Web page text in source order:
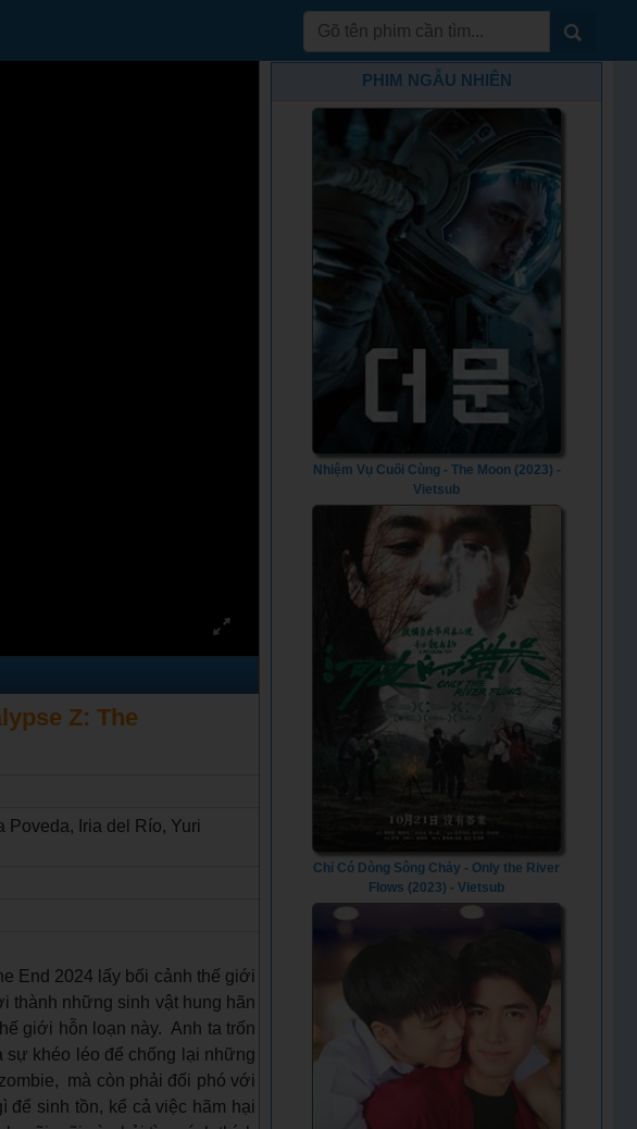
Z: The
Poveda, Iria del Río, Yuri
End 2024 lấy bối cảnh thế giới
thành những sinh vật hung hãn
giới hỗn loạn này. Anh ta trốn
sự khéo léo để chống lại những
mà còn phải đối phó với
sinh tồn, kể cả việc hãm hại
PHIM NGẪU NHIÊN
Nhiệm Vụ Cuối Cùng - The Moon (2023) -
Vietsub
Chỉ Có Dòng Sông Chảy - Only the River
Flows (2023) - Vietsub